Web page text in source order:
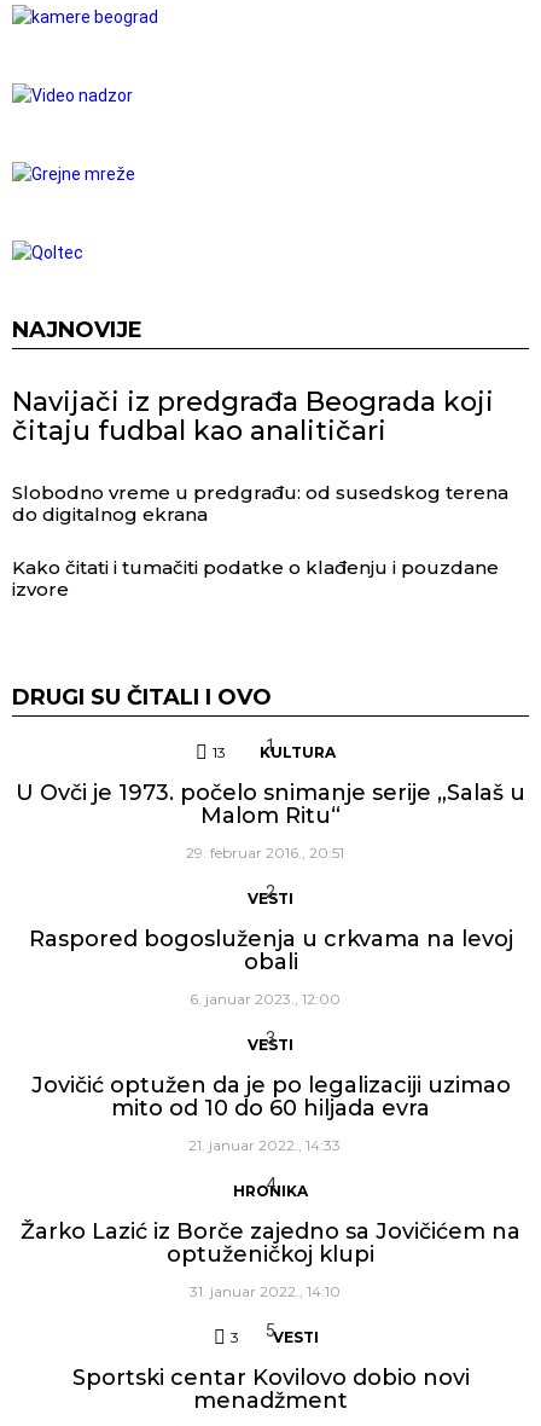
NAJNOVIJE
Navijači iz predgrađa Beograda koji
čitaju fudbal kao analitičari
Slobodno vreme u predgrađu: od susedskog terena
do digitalnog ekrana
Kako čitati i tumačiti podatke o klađenju i pouzdane
izvore
DRUGI SU ČITALI I OVO
13 Komentara
KULTURA
U Ovči je 1973. počelo snimanje serije „Salaš u
Malom Ritu“
29. februar 2016., 20:51
VESTI
Raspored bogosluženja u crkvama na levoj
obali
6. januar 2023., 12:00
VESTI
Jovičić optužen da je po legalizaciji uzimao
mito od 10 do 60 hiljada evra
21. januar 2022., 14:33
HRONIKA
Žarko Lazić iz Borče zajedno sa Jovičićem na
optuženičkoj klupi
31. januar 2022., 14:10
3 Komentara
VESTI
Sportski centar Kovilovo dobio novi
menadžment